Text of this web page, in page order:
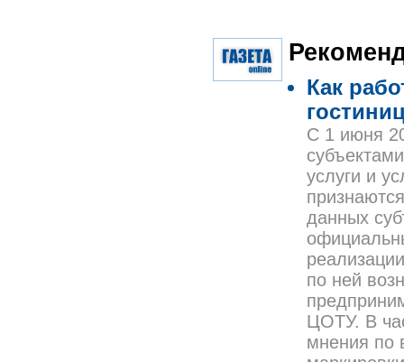
Как
С 1 июня
услуги и
данных
по ней
ЦОТУ. В
мнения по